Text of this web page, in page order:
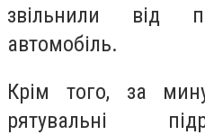
звільнили від
автомобіль.
Крім того, за
рятувальні